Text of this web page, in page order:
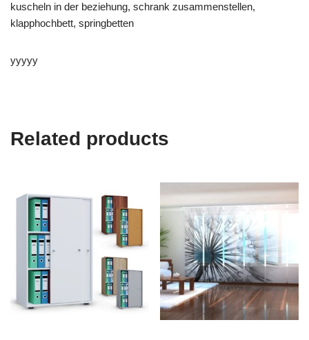
kuscheln in der beziehung, schrank zusammenstellen,
klapphochbett, springbetten
yyyyy
Related products